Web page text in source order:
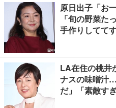
原日出子「お
「旬の野菜た
手作りしてて
LA在住の桃井
ナスの味噌汁
だ」「素敵す